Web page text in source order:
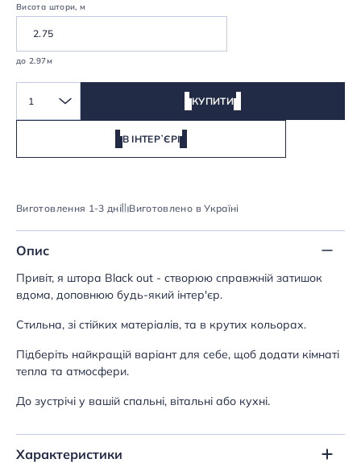
Висота штори, м
до 2.97м
1 КУПИТИ
В ІНТЕРʼЄРІ
Виготовлення 1-3 дні Виготовлено в Україні
Опис
Привіт, я штора Black out - створюю справжній затишок
вдома, доповнюю будь-який інтер'єр.
Стильна, зі стійких матеріалів, та в крутих кольорах.
Підберіть найкращій варіант для себе, щоб додати кімнаті
тепла та атмосфери.
До зустрічі у вашій спальні, вітальні або кухні.
Характеристики